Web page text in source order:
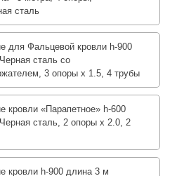
сталь
для Фальцевой кровли h-900
сталь со
3 опоры х 1.5, 4 трубы
кровли «Парапетное» h-600
сталь, 2 опоры х 2.0, 2
кровли h-900 длина 3 м